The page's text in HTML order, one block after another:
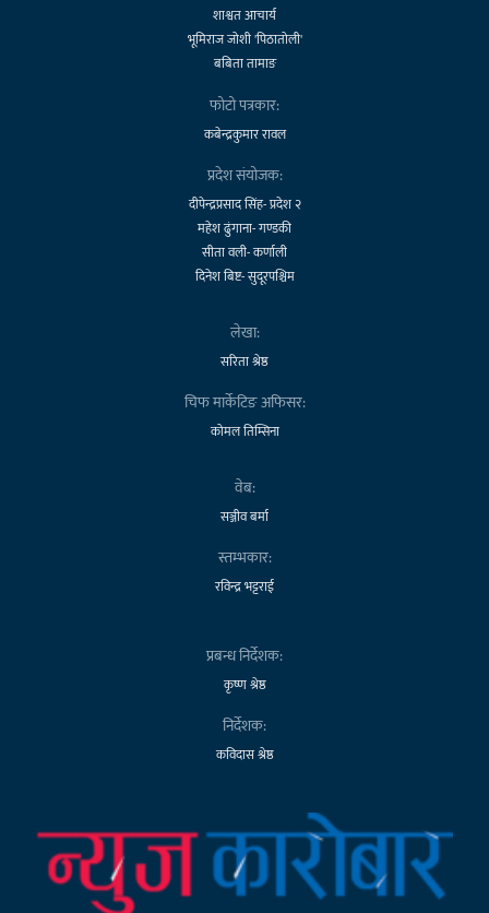
शाश्वत आचार्य
भूमिराज जोशी 'पिठातोली'
बबिता तामाङ
फोटो पत्रकार:
कबेन्द्रकुमार रावल
प्रदेश संयोजक:
दीपेन्द्रप्रसाद सिंह- प्रदेश २
महेश ढुंगाना- गण्डकी
सीता वली- कर्णाली
दिनेश बिष्ट- सुदूरपश्चिम
लेखा:
सरिता श्रेष्ठ
चिफ मार्केटिङ अफिसर:
कोमल तिम्सिना
वेब:
सञ्जीव बर्मा
स्तम्भकार:
रविन्द्र भट्टराई
प्रबन्ध निर्देशक:
कृष्ण श्रेष्ठ
निर्देशक:
कविदास श्रेष्ठ